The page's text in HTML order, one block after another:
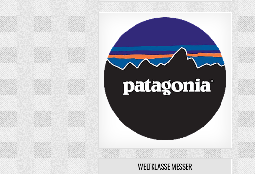
WELTKLASSE MESSER